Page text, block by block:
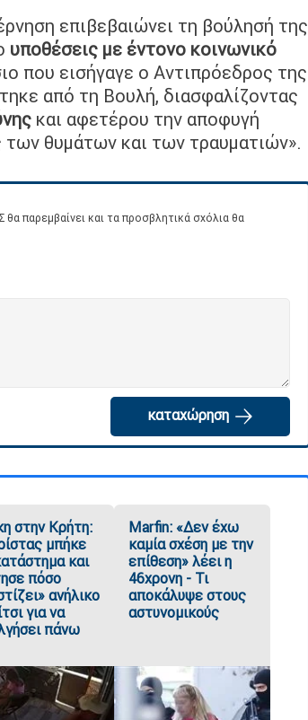
επιβεβαιώνει τη βούλησή της
υποθέσεις με έντονο κοινωνικό
που εισήγαγε ο Αντιπρόεδρος της
από τη Βουλή, διασφαλίζοντας
και αφετέρου την αποφυγή
των θυμάτων και των τραυματιών».
παρεμβαίνει και τα προσβλητικά σχόλια θα
καταχώρηση
στην Κρήτη:
μπήκε
και
πόσο
ανήλικο
για να
πάνω
Marfin: «Δεν έχω
καμία σχέση με την
επίθεση» λέει η
46χρονη - Τι
αποκάλυψε στους
αστυνομικούς